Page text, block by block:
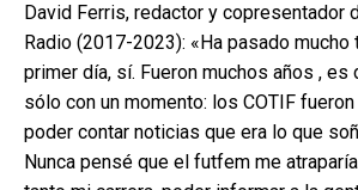
David Ferris, redactor y copresentador
Radio (2017-2023): «Ha pasado
primer día, sí. Fueron muchos años ,
sólo con un momento: los COTIF
poder contar noticias que era lo que
Nunca pensé que el futfem me